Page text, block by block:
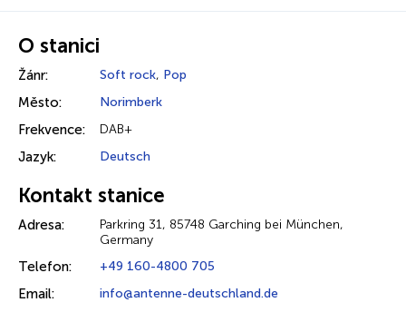
O stanici
Žánr: Soft rock, Pop
Město: Norimberk
Frekvence: DAB+
Jazyk: Deutsch
Kontakt stanice
Adresa:
Parkring 31, 85748 Garching bei München,
Germany
Telefon: +49 160-4800 705
Email: info@antenne-deutschland.de